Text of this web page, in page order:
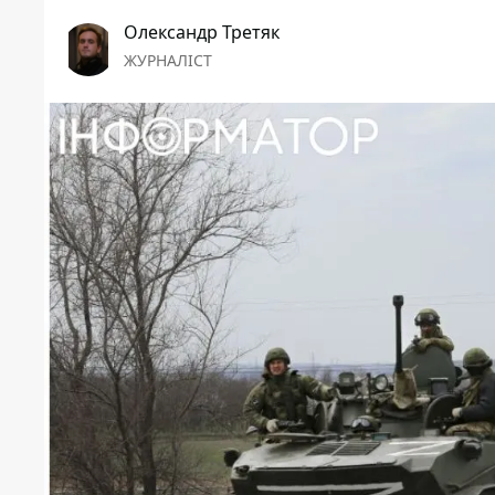
Олександр Третяк
ЖУРНАЛІСТ